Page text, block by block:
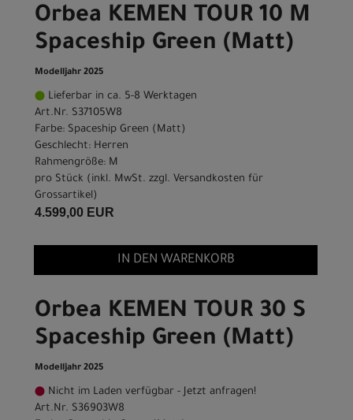
Orbea KEMEN TOUR 10 M
Spaceship Green (Matt)
Modelljahr 2025
Lieferbar in ca. 5-8 Werktagen
Art.Nr. S37105W8
Farbe: Spaceship Green (Matt)
Geschlecht: Herren
Rahmengröße: M
pro Stück (inkl. MwSt. zzgl. Versandkosten für
Grossartikel )
4.599,00 EUR
IN DEN WARENKORB
Orbea KEMEN TOUR 30 S
Spaceship Green (Matt)
Modelljahr 2025
Nicht im Laden verfügbar - Jetzt anfragen!
Art.Nr. S36903W8